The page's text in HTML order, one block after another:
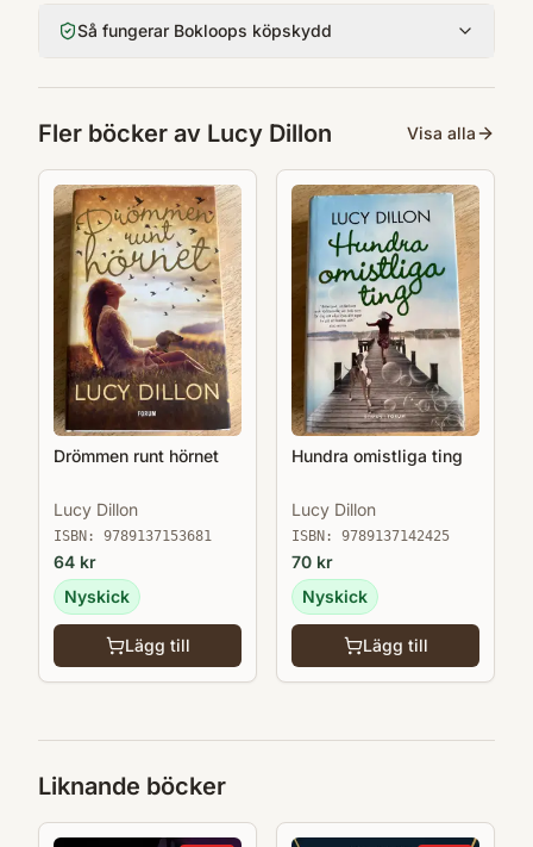
Så fungerar Bokloops köpskydd
Fler böcker av Lucy Dillon Visa alla
Drömmen runt hörnet
Lucy Dillon
ISBN: 9789137153681
64 kr
Nyskick
Lägg till
Hundra omistliga ting
Lucy Dillon
ISBN: 9789137142425
70 kr
Nyskick
Lägg till
Liknande böcker